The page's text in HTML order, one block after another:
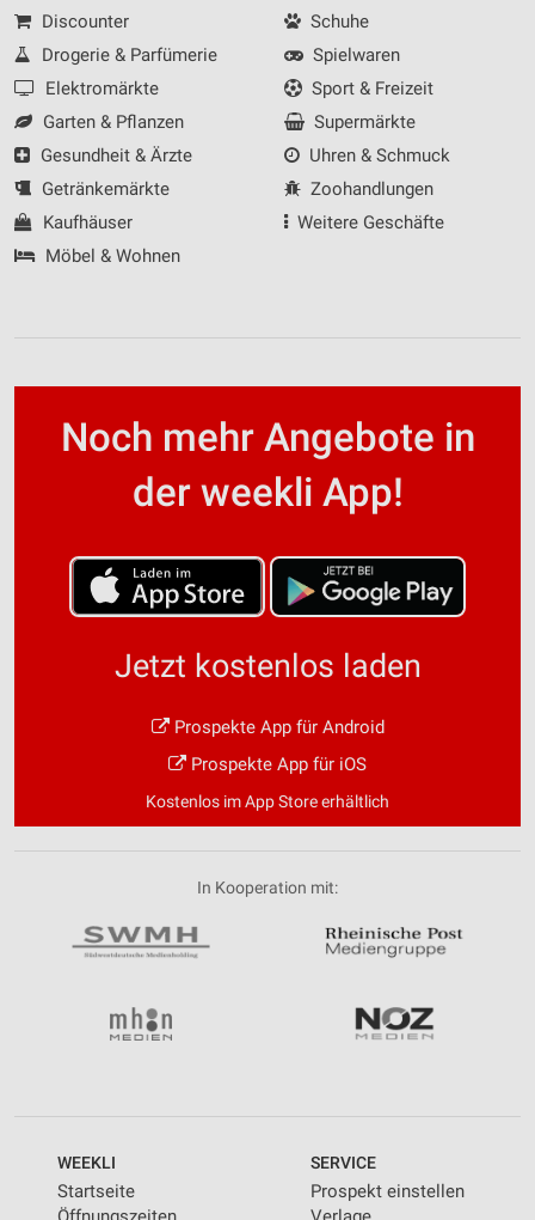
Discounter
Drogerie & Parfümerie
Elektromärkte
Garten & Pflanzen
Gesundheit & Ärzte
Getränkemärkte
Kaufhäuser
Möbel & Wohnen
Schuhe
Spielwaren
Sport & Freizeit
Supermärkte
Uhren & Schmuck
Zoohandlungen
Weitere Geschäfte
Noch mehr Angebote in
der weekli App!
Jetzt kostenlos laden
Prospekte App für Android
Prospekte App für iOS
Kostenlos im App Store erhältlich
In Kooperation mit:
WEEKLI
Startseite
SERVICE
Prospekt einstellen